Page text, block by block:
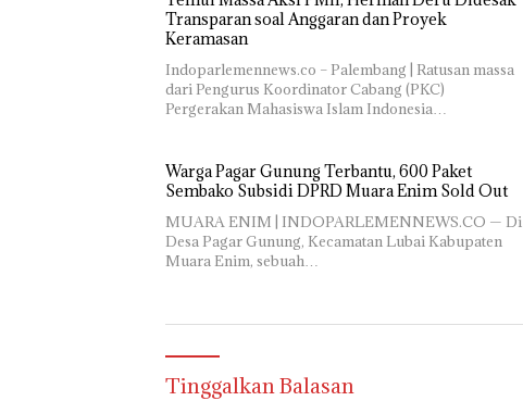
Transparan soal Anggaran dan Proyek
Keramasan
Indoparlemennews.co – Palembang | Ratusan massa
dari Pengurus Koordinator Cabang (PKC)
Pergerakan Mahasiswa Islam Indonesia…
Warga Pagar Gunung Terbantu, 600 Paket
Sembako Subsidi DPRD Muara Enim Sold Out
MUARA ENIM | INDOPARLEMENNEWS.CO — Di
Desa Pagar Gunung, Kecamatan Lubai Kabupaten
Muara Enim, sebuah…
Tinggalkan Balasan